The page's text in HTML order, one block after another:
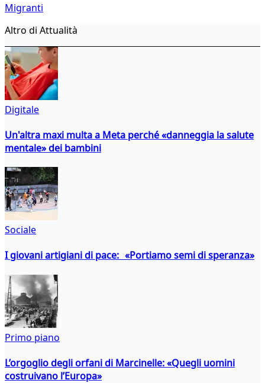
Migranti
Altro di Attualità
Digitale
Un'altra maxi multa a Meta perché «danneggia la salute
mentale» dei bambini
Sociale
I giovani artigiani di pace: «Portiamo semi di speranza»
Primo piano
L’orgoglio degli orfani di Marcinelle: «Quegli uomini
costruivano l’Europa»